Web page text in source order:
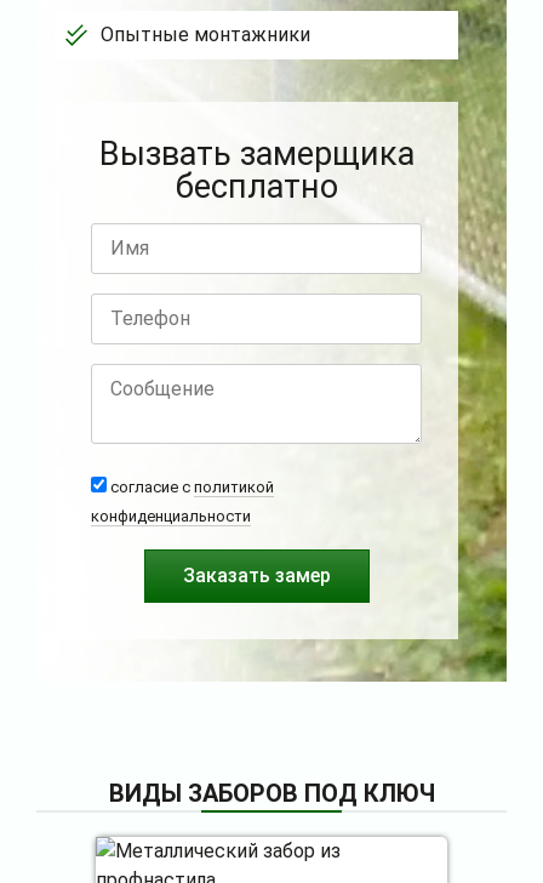
Опытные монтажники
Вызвать замерщика
бесплатно
согласие с политикой
конфиденциальности
ВИДЫ ЗАБОРОВ ПОД КЛЮЧ